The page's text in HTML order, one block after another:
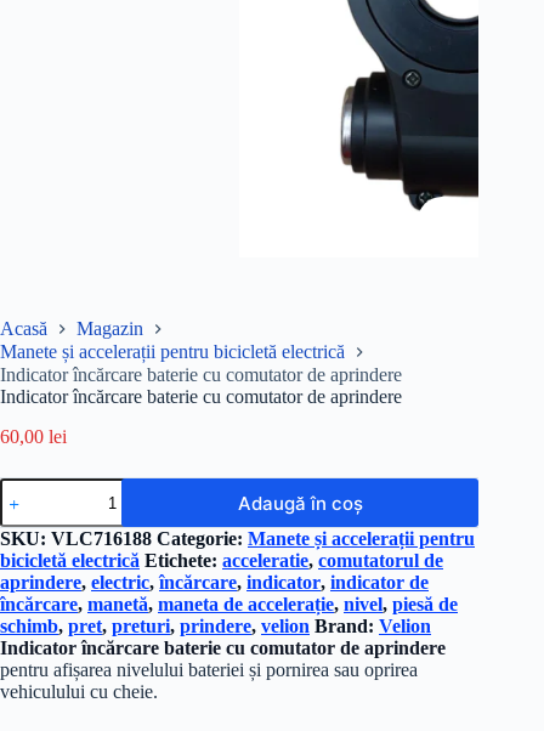
Acasă
Magazin
Manete și accelerații pentru bicicletă electrică
Indicator încărcare baterie cu comutator de aprindere
Indicator încărcare baterie cu comutator de aprindere
60,00 lei
Cantitate
Indicator
încărcare
baterie
cu
comutator
de
aprindere
Adaugă în coș
SKU: VLC716188 Categorie: Manete și accelerații pentru
bicicletă electrică Etichete: acceleratie, comutatorul de
aprindere, electric,încărcare, indicator, indicator de
încărcare, manetă, maneta de accelerație, nivel, piesă de
schimb, pret, preturi, prindere, velion Brand: Velion
Indicator încărcare baterie cu comutator de aprindere
pentru afișarea nivelului bateriei și pornirea sau oprirea
vehiculului cu cheie.